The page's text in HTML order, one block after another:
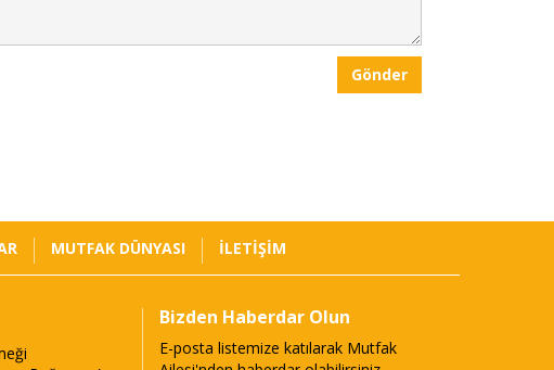
Gönder
MUTFAK DÜNYASI İLETİŞİM
Bizden Haberdar Olun
E-posta listemize katılarak Mutfak